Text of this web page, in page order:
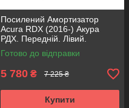
Посилений Амортизатор
Acura RDX (2016-) Акура
РДХ. Передній. Лівий.
3340165. KOREA Аксусс!
Готово до відправки
5 780 ₴ 7 225 ₴
Купити